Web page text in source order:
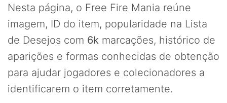
Nesta página, o Free Fire Mania reúne
imagem, ID do item, popularidade na Lista
de Desejos com 6k marcações, histórico de
aparições e formas conhecidas de obtenção
para ajudar jogadores e colecionadores a
identificarem o item corretamente.